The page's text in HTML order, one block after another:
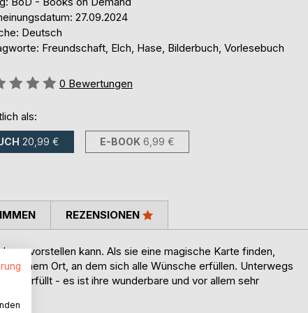
27.09.2024
Deutsch
Freundschaft, Elch, Hase, Bilderbuch, Vorlesebuch
0 Bewertungen
als:
20,99 € E-BOOK 6,99 €
nur vorstellen kann. Als sie eine magische Karte finden,
zu einem Ort, an dem sich alle Wünsche erfüllen. Unterwegs
erfüllt - es ist ihre wunderbare und vor allem sehr
REZENSIONEN